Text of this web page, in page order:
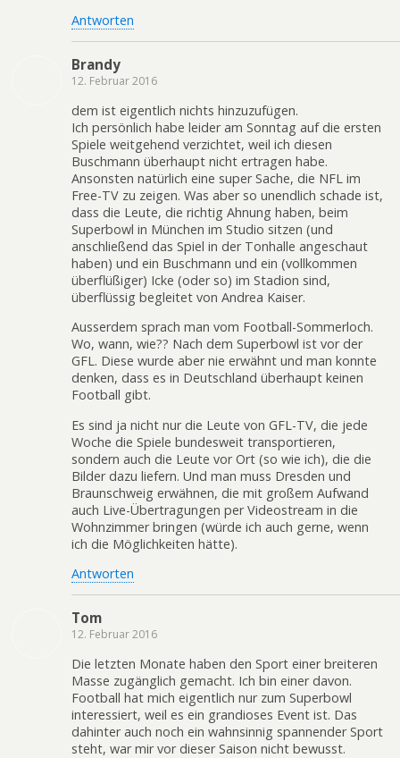
Antworten
Brandy
12. Februar 2016
dem ist eigentlich nichts hinzuzufügen.
Ich persönlich habe leider am Sonntag auf die ersten
Spiele weitgehend verzichtet, weil ich diesen
Buschmann überhaupt nicht ertragen habe.
Ansonsten natürlich eine super Sache, die NFL im
Free-TV zu zeigen. Was aber so unendlich schade ist,
dass die Leute, die richtig Ahnung haben, beim
Superbowl in München im Studio sitzen (und
anschließend das Spiel in der Tonhalle angeschaut
haben) und ein Buschmann und ein (vollkommen
überflüßiger) Icke (oder so) im Stadion sind,
überflüssig begleitet von Andrea Kaiser.
Ausserdem sprach man vom Football-Sommerloch.
Wo, wann, wie?? Nach dem Superbowl ist vor der
GFL. Diese wurde aber nie erwähnt und man konnte
denken, dass es in Deutschland überhaupt keinen
Football gibt.
Es sind ja nicht nur die Leute von GFL-TV, die jede
Woche die Spiele bundesweit transportieren,
sondern auch die Leute vor Ort (so wie ich), die die
Bilder dazu liefern. Und man muss Dresden und
Braunschweig erwähnen, die mit großem Aufwand
auch Live-Übertragungen per Videostream in die
Wohnzimmer bringen (würde ich auch gerne, wenn
ich die Möglichkeiten hätte).
Antworten
Tom
12. Februar 2016
Die letzten Monate haben den Sport einer breiteren
Masse zugänglich gemacht. Ich bin einer davon.
Football hat mich eigentlich nur zum Superbowl
interessiert, weil es ein grandioses Event ist. Das
dahinter auch noch ein wahnsinnig spannender Sport
steht, war mir vor dieser Saison nicht bewusst.